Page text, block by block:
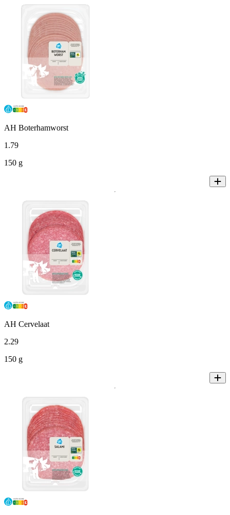
AH Boterhamworst
1 .79
150 g
AH Cervelaat
2.29
150 g